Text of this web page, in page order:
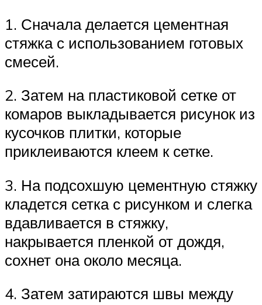
1. Сначала делается цементная
стяжка с использованием готовых
смесей.
2. Затем на пластиковой сетке от
комаров выкладывается рисунок из
кусочков плитки, которые
приклеиваются клеем к сетке.
3. На подсохшую цементную стяжку
кладется сетка с рисунком и слегка
вдавливается в стяжку,
накрывается пленкой от дождя,
сохнет она около месяца.
4. Затем затираются швы между